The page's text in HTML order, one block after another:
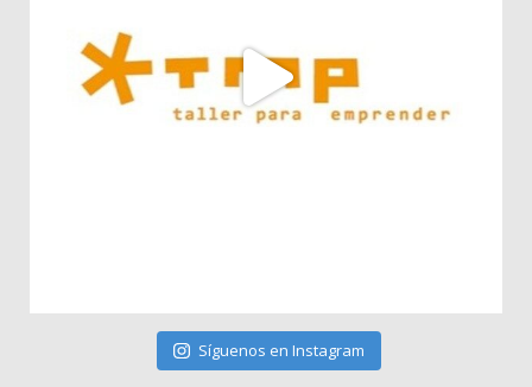
Síguenos en Instagram